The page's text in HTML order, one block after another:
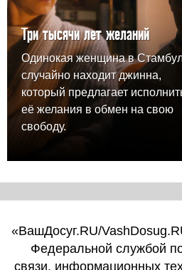
Три тысячи лет желаний
Одинокая женщина в
случайно находит джинна,
который предлагает
её желания в обмен на свою
свободу.
«ВашДосуг.RU/
Федеральной службой
связи, информационных